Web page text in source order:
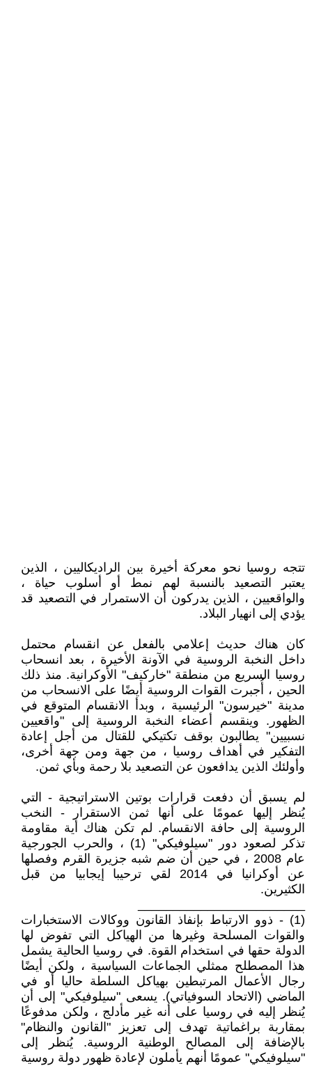
تتجه روسيا نحو معركة أخيرة بين الراديكاليين ، الذين
يعتبر التصعيد بالنسبة لهم نمط أو أسلوب حياة ،
والواقعيين ، الذين يدركون أن الاستمرار في التصعيد قد
يؤدي إلى انهيار البلاد.
كان هناك حديث إعلامي بالفعل عن انقسام محتمل
داخل النخبة الروسية في الآونة الأخيرة ، بعد انسحاب
روسيا السريع من منطقة "خاركيف" الأوكرانية. منذ ذلك
الحين ، أُجبرت القوات الروسية أيضًا على الانسحاب من
مدينة "خيرسون" الرئيسية ، وبدأ الانقسام المتوقع في
الظهور. وينقسم أعضاء النخبة الروسية إلى "واقعيين
نسبيين" يطالبون بوقف تكتيكي للقتال من أجل إعادة
التفكير في أهداف روسيا ، من جهة ومن جهة أخرى،
وأولئك الذين يدافعون عن التصعيد بلا رحمة وبأي ثمن.
لم يسبق أن دفعت قرارات بوتين الاستراتيجية - التي
يُنظر إليها عمومًا على أنها ثمن الاستقرار - النخب
الروسية إلى حافة الانقسام. لم تكن هناك أية مقاومة
تذكر لصعود دور "سيلوفيكي" (1) ، والحرب الجورجية
عام 2008 ، في حين أن ضم شبه جزيرة القرم وفصلها
عن أوكرانيا في 2014 لقي ترحيبا إيجابيا من قبل
الكثيرين.
(1) - ذوو الارتباط بإنفاذ القانون ووكالات الاستخبارات
والقوات المسلحة وغيرها من الهياكل التي تفوض لها
الدولة حقها في استخدام القوة. في روسيا الحالية يشمل
هذا المصطلح ممثلي الجماعات السياسية ، ولكن أيضًا
رجال الأعمال المرتبطين بهياكل السلطة حاليا أو في
الماضي (الاتحاد السوفياتي). يسعى "سيلوفيكي" إلى أن
يُنظر إليه في روسيا على أنه غير مأدلج ، ولكن مدفوعًا
بمقاربة براغماتية تهدف إلى تعزيز "القانون والنظام"
بالإضافة إلى المصالح الوطنية الروسية. يُنظر إلى
"سيلوفيكي" عمومًا أنهم يأملون لإعادة ظهور دولة روسية